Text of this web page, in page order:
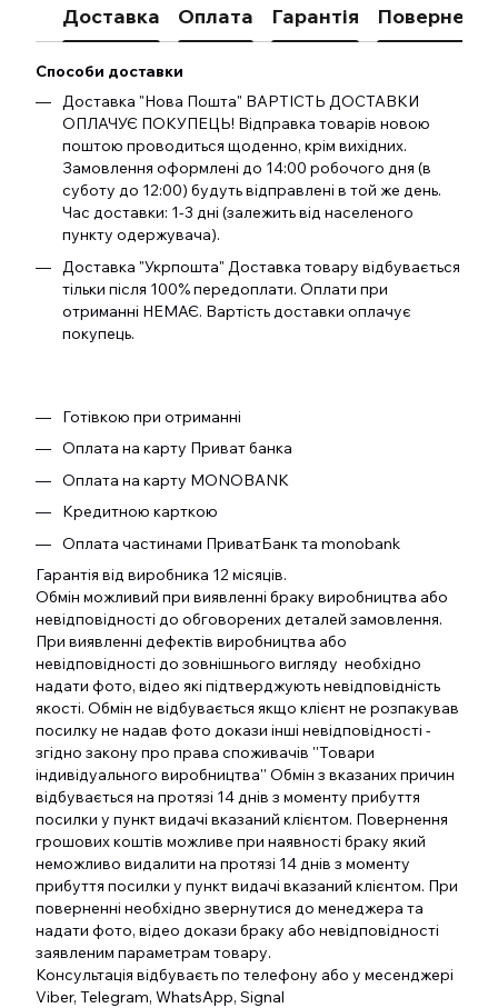
Доставка Оплата Гарантія
Способи доставки
Доставка "Нова Пошта" ВАРТІСТЬ ДОСТАВКИ
ОПЛАЧУЄ ПОКУПЕЦЬ! Відправка товарів новою
поштою проводиться щоденно, крім вихідних.
Замовлення оформлені до 14:00 робочого дня (в
суботу до 12:00) будуть відправлені в той же день.
Час доставки: 1-3 дні (залежить від населеного
пункту одержувача).
Доставка "Укрпошта" Доставка товару відбувається
тільки після 100% передоплати. Оплати при
отриманні НЕМАЄ. Вартість доставки оплачує
покупець.
Готівкою при отриманні
Оплата на карту Приват банка
Оплата на карту MONOBANK
Кредитною карткою
Оплата частинами ПриватБанк та monobank
Гарантія від виробника 12 місяців.
Обмін можливий при виявленні браку виробництва або
невідповідності до обговорених деталей замовлення.
При виявленні дефектів виробництва або
невідповідності до зовнішнього вигляду необхідно
надати фото, відео які підтверджують невідповідність
якості. Обмін не відбувається якщо клієнт не розпакував
посилку не надав фото докази інші невідповідності -
згідно закону про права споживачів ''Товари
індивідуального виробництва'' Обмін з вказаних причин
відбувається на протязі 14 днів з моменту прибуття
посилки у пункт видачі вказаний клієнтом. Повернення
грошових коштів можливе при наявності браку який
неможливо видалити на протязі 14 днів з моменту
прибуття посилки у пункт видачі вказаний клієнтом. При
поверненні необхідно звернутися до менеджера та
надати фото, відео докази браку або невідповідності
заявленим параметрам товару.
Консультація відбуваєть по телефону або у месенджері
Viber, Telegram, WhatsApp, Signal